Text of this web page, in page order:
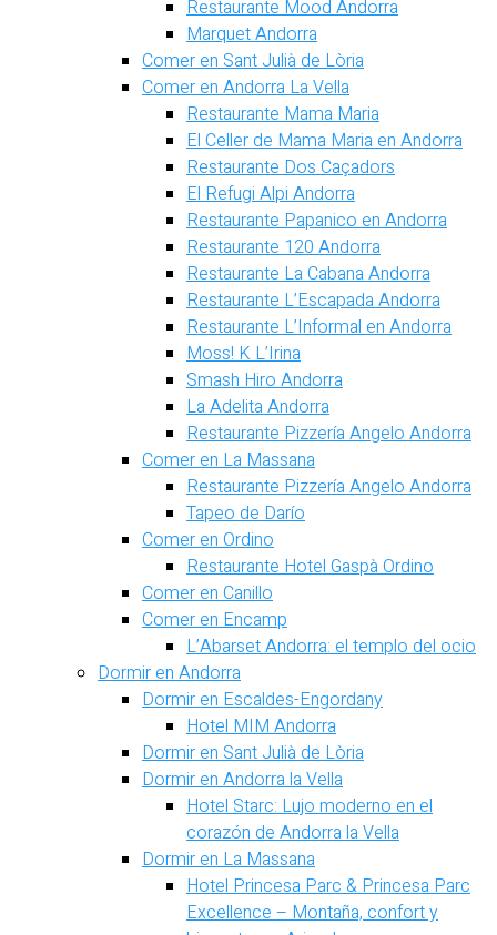
Restaurante Mood Andorra
Marquet Andorra
Comer en Sant Julià de Lòria
Comer en Andorra La Vella
Restaurante Mama Maria
El Celler de Mama Maria en Andorra
Restaurante Dos Caçadors
El Refugi Alpi Andorra
Restaurante Papanico en Andorra
Restaurante 120 Andorra
Restaurante La Cabana Andorra
Restaurante L’Escapada Andorra
Restaurante L’Informal en Andorra
Moss! K L’Irina
Smash Hiro Andorra
La Adelita Andorra
Restaurante Pizzería Angelo Andorra
Comer en La Massana
Restaurante Pizzería Angelo Andorra
Tapeo de Darío
Comer en Ordino
Restaurante Hotel Gaspà Ordino
Comer en Canillo
Comer en Encamp
L’Abarset Andorra: el templo del ocio
Dormir en Andorra
Dormir en Escaldes-Engordany
Hotel MIM Andorra
Dormir en Sant Julià de Lòria
Dormir en Andorra la Vella
Hotel Starc: Lujo moderno en el
corazón de Andorra la Vella
Dormir en La Massana
Hotel Princesa Parc & Princesa Parc
Excellence – Montaña, confort y